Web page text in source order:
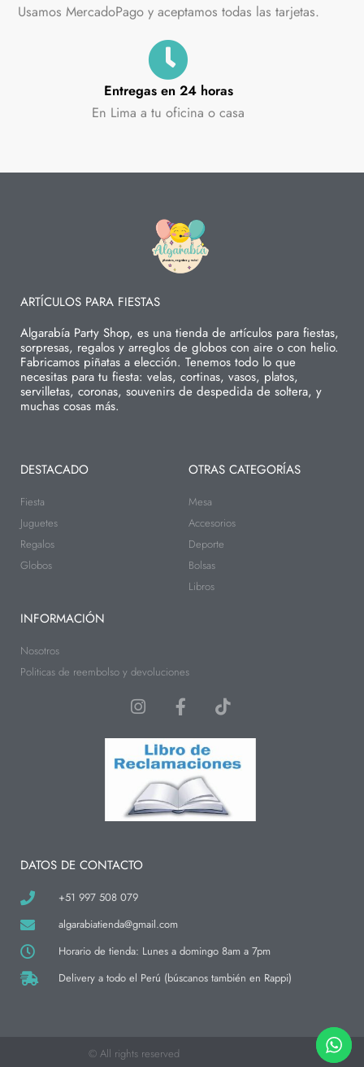
Usamos MercadoPago y aceptamos todas las tarjetas.
Entregas en 24 horas
En Lima a tu oficina o casa
ARTÍCULOS PARA FIESTAS
Algarabía Party Shop, es una tienda de artículos para fiestas,
sorpresas, regalos y arreglos de globos con aire o con helio.
Fabricamos piñatas a elección. Tenemos todo lo que
necesitas para tu fiesta: velas, cortinas, vasos, platos,
servilletas, coronas, souvenirs de despedida de soltera, y
muchas cosas más.
DESTACADO
Fiesta
Juguetes
Regalos
Globos
OTRAS CATEGORÍAS
Mesa
Accesorios
Deporte
Bolsas
Libros
INFORMACIÓN
Nosotros
Politicas de reembolso y devoluciones
I
s
t
a
g
r
a
F
a
c
e
b
o
o
k
T
i
k
t
o
DATOS DE CONTACTO
+51 997 508 079
algarabiatienda@gmail.com
Horario de tienda: Lunes a domingo 8am a 7pm
Delivery a todo el Perú (búscanos también en Rappi)
© All rights reserved